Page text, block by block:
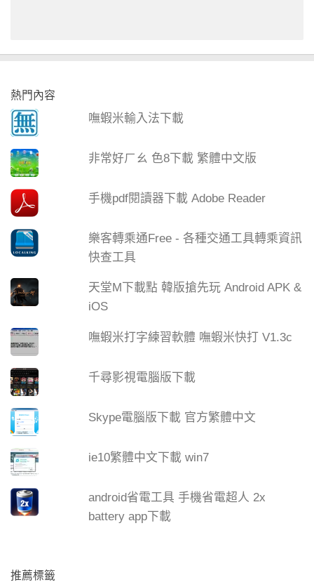
熱門內容
嘸蝦米輸入法下載
非常好ㄏㄠ 色8下載 繁體中文版
手機pdf閱讀器下載 Adobe Reader
樂客轉乘通Free - 各種交通工具轉乘資訊
快查工具
天堂M下載點 韓版搶先玩 Android APK &
iOS
嘸蝦米打字練習軟體 嘸蝦米快打 V1.3c
千尋影視電腦版下載
Skype電腦版下載 官方繁體中文
ie10繁體中文下載 win7
android省電工具 手機省電超人 2x
battery app下載
推薦標籤